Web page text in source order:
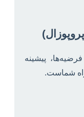
پیشینه
شماست.